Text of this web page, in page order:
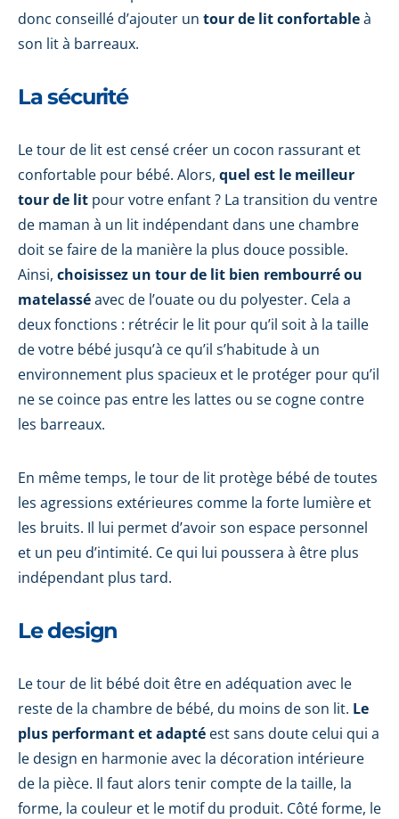
donc conseillé d’ajouter un tour de lit confortableà
son lit à barreaux.
La sécurité
Le tour de lit est censé créer un cocon rassurant et
confortable pour bébé. Alors, quel est le meilleur
tour de lit pour votre enfant ? La transition du ventre
de maman à un lit indépendant dans une chambre
doit se faire de la manière la plus douce possible.
Ainsi, choisissez un tour de lit bien rembourré ou
matelasséavec de l’ouate ou du polyester. Cela a
deux fonctions : rétrécir le lit pour qu’il soit à la taille
de votre bébé jusqu’à ce qu’il s’habitude à un
environnement plus spacieux et le protéger pour qu’il
ne se coince pas entre les lattes ou se cogne contre
les barreaux.
En même temps, le tour de lit protège bébé de toutes
les agressions extérieures comme la forte lumière et
les bruits. Il lui permet d’avoir son espace personnel
et un peu d’intimité. Ce qui lui poussera à être plus
indépendant plus tard.
Le design
Le tour de lit bébé doit être en adéquation avec le
reste de la chambre de bébé, du moins de son lit. Le
plus performant et adapté est sans doute celui qui a
le design en harmonie avec la décoration intérieure
de la pièce. Il faut alors tenir compte de la taille, la
forme, la couleur et le motif du produit. Côté forme, le